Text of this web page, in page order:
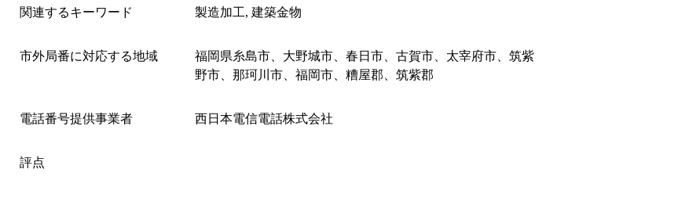
関連するキーワード 製造加工, 建築金物
市外局番に対応する地域
福岡県糸島市、大野城市、春日市、古賀市、太宰府市、筑紫
野市、那珂川市、福岡市、糟屋郡、筑紫郡
電話番号提供事業者 西日本電信電話株式会社
評点